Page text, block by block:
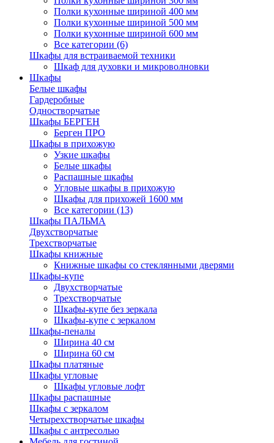
Полки кухонные шириной 400 мм
Полки кухонные шириной 500 мм
Полки кухонные шириной 600 мм
Все категории (6)
Шкафы для встраиваемой техники
Шкаф для духовки и микроволновки
Шкафы
Белые шкафы
Гардеробные
Одностворчатые
Шкафы БЕРГЕН
Берген ПРО
Шкафы в прихожую
Узкие шкафы
Белые шкафы
Распашные шкафы
Угловые шкафы в прихожую
Шкафы для прихожей 1600 мм
Все категории (13)
Шкафы ПАЛЬМА
Двухстворчатые
Трехстворчатые
Шкафы книжные
Книжные шкафы со стеклянными дверями
Шкафы-купе
Двухстворчатые
Трехстворчатые
Шкафы-купе без зеркала
Шкафы-купе с зеркалом
Шкафы-пеналы
Ширина 40 см
Ширина 60 см
Шкафы платяные
Шкафы угловые
Шкафы угловые лофт
Шкафы распашные
Шкафы с зеркалом
Четырехстворчатые шкафы
Шкафы с антресолью